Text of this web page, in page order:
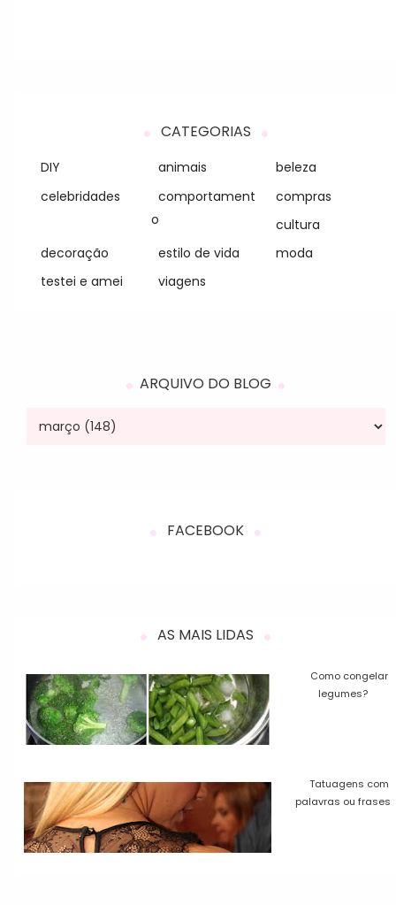
CATEGORIAS
DIY animais
beleza
celebridades
comportament
o
compras
cultura
decoração
estilo de vida
moda
testei e amei
viagens
ARQUIVO DO BLOG
FACEBOOK
AS MAIS LIDAS
Como congelar
legumes?
Tatuagens com
palavras ou frases